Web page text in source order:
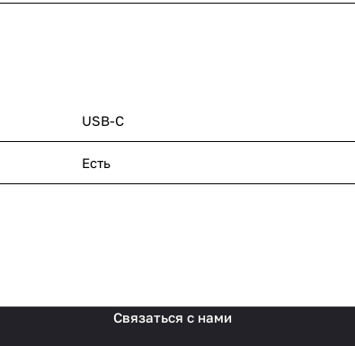
USB-C
Есть
Связаться с нами